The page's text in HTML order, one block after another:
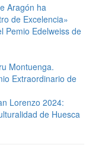
Aragón ha
de Excelencia»
Pemio Edelweiss de
Montuenga.
Extraordinario de
Lorenzo 2024:
de Huesca